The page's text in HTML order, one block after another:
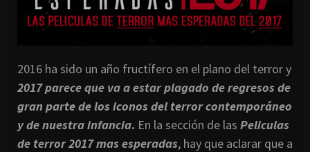
2016 ha sido un año fructífero en el plano del terror y
2017 parece que va a estar plagado de regresos de
gran parte de los iconos del terror contemporáneo
y de nuestra infancia. En la sección de las Peliculas
de terror 2017mas esperadas, hay que aclarar que a